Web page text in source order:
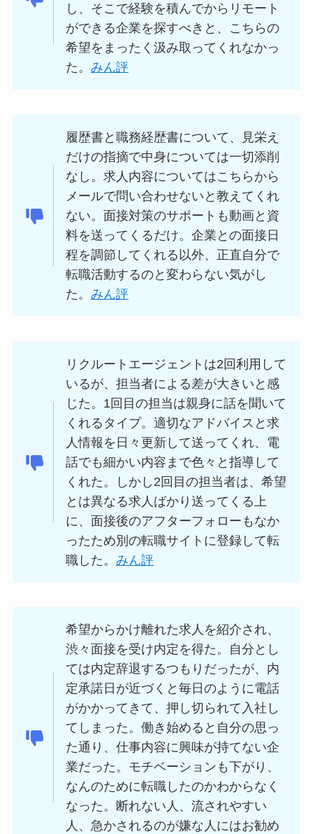
し、そこで経験を積んでからリモート
ができる企業を探すべきと、こちらの
希望をまったく汲み取ってくれなかっ
た。みん評
履歴書と職務経歴書について、見栄え
だけの指摘で中身については一切添削
なし。求人内容についてはこちらから
メールで問い合わせないと教えてくれ
ない。面接対策のサポートも動画と資
料を送ってくるだけ。企業との面接日
程を調節してくれる以外、正直自分で
転職活動するのと変わらない気がし
た。みん評
リクルートエージェントは2回利用して
いるが、担当者による差が大きいと感
じた。1回目の担当は親身に話を聞いて
くれるタイプ。適切なアドバイスと求
人情報を日々更新して送ってくれ、電
話でも細かい内容まで色々と指導して
くれた。しかし2回目の担当者は、希望
とは異なる求人ばかり送ってくる上
に、面接後のアフターフォローもなか
ったため別の転職サイトに登録して転
職した。みん評
希望からかけ離れた求人を紹介され、
渋々面接を受け内定を得た。自分とし
ては内定辞退するつもりだったが、内
定承諾日が近づくと毎日のように電話
がかかってきて、押し切られて入社し
てしまった。働き始めると自分の思っ
た通り、仕事内容に興味が持てない企
業だった。モチベーションも下がり、
なんのために転職したのかわからなく
なった。断れない人、流されやすい
人、急かされるのが嫌な人にはお勧め